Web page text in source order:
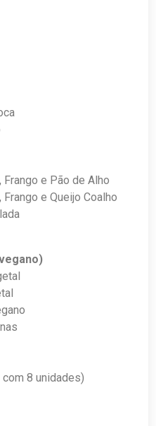
Frango e Pão de Alho
e Queijo Coalho
8 unidades)